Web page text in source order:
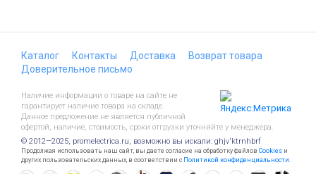
Каталог Контакты Доставка
Возврат товара
Доверительное письмо
Наличие информации о товаре на сайте не
гарантирует наличие товара на складе.
Данное предложение не является публичной
офертой, наличие, стоимость, сроки отгрузки уточняйте у менеджера.
© 2012—2025, promelectrica.ru, возможно вы искали: ghjv'ktrnhbrf
Продолжая использовать наш сайт, вы даете согласие на обработку файлов Cookies и
других пользовательских данных, в соответствии с Политикой конфиденциальности.